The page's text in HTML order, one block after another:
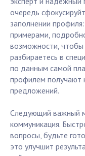
очередь
заполнении
примерами,
возможности, чтобы
разбираетесь в
по данным самой
профилем получают
предложений.
Следующий важный
коммуникация.
вопросы, будьте
это улучшит